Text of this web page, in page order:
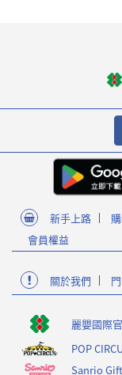
新手上路
會員權益
關於我們
麗嬰國際
POP
Sanrio